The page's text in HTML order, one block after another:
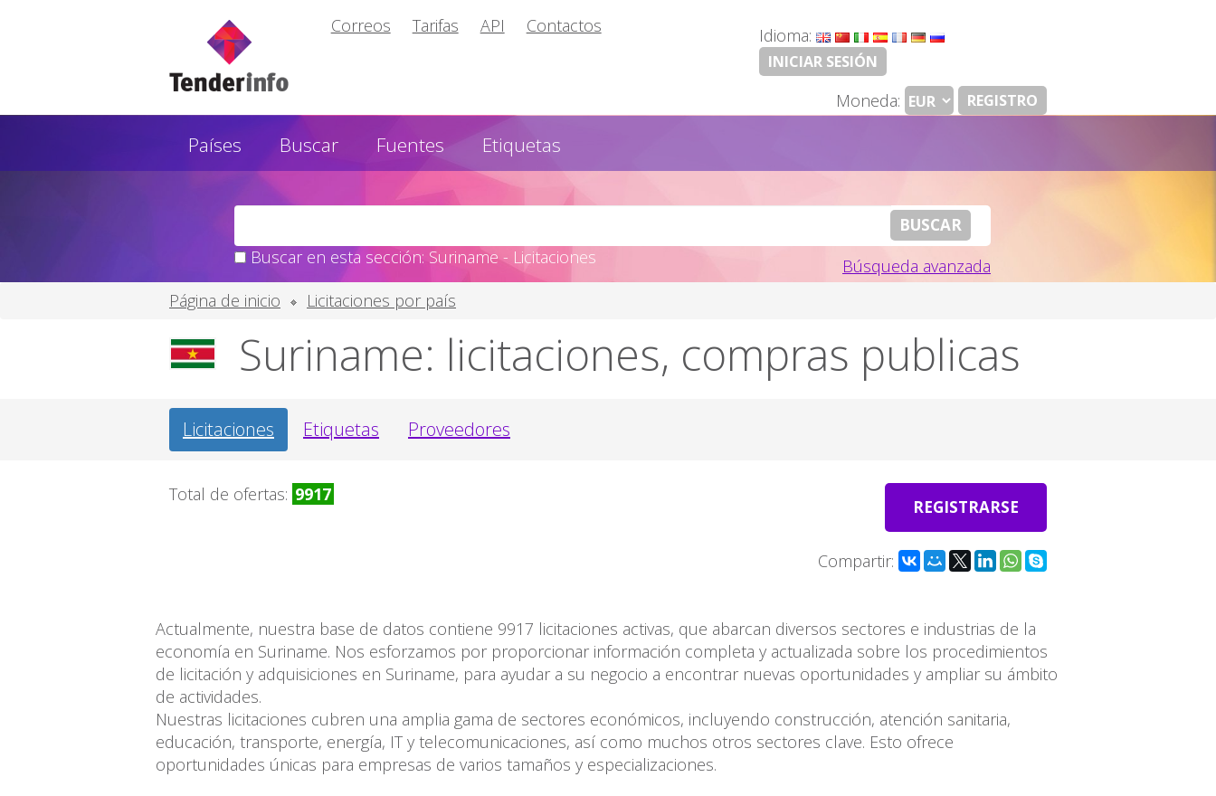
Correos Tarifas API Contactos Idioma:
INICIAR SESIÓN
Moneda: REGISTRO
Países Buscar Fuentes Etiquetas
Buscar en esta sección: Suriname - Licitaciones
Búsqueda avanzada
Página de inicio
Licitaciones por país
Suriname: licitaciones, compras publicas
Licitaciones Etiquetas Proveedores
Total de ofertas: 9917
REGISTRARSE
Compartir:
Actualmente, nuestra base de datos contiene 9917 licitaciones activas, que abarcan diversos sectores e industrias de la
economía en Suriname. Nos esforzamos por proporcionar información completa y actualizada sobre los procedimientos
de licitación y adquisiciones en Suriname, para ayudar a su negocio a encontrar nuevas oportunidades y ampliar su ámbito
de actividades.
Nuestras licitaciones cubren una amplia gama de sectores económicos, incluyendo construcción, atención sanitaria,
educación, transporte, energía, IT y telecomunicaciones, así como muchos otros sectores clave. Esto ofrece
oportunidades únicas para empresas de varios tamaños y especializaciones.